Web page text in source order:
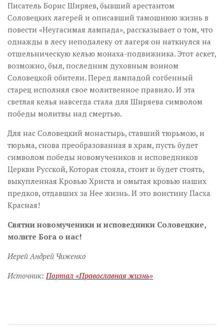
Писатель Борис Ширяев, бывший арестантом
Соловецких лагерей и описавший тамошнюю жизнь в
повести «Неугасимая лампада», рассказывает о том, что
однажды в лесу неподалеку от лагеря он наткнулся на
отшельническую келью монаха-подвижника. Этот аскет,
возможно, был, последним духовным воином
Соловецкой обители. Перед лампадой согбенный
старец исполнял свое молитвенное правило. И эта
светлая келья навсегда стала для Ширяева символом
победы молитвы над смертью.
Для нас Соловецкий монастырь, ставший тюрьмою, и
тюрьма, снова преобразованная в храм, пусть будет
символом победы новомучеников и исповедников
Церкви Русской, Которая стояла, стоит и будет стоять,
выкупленная Кровью Христа и омытая кровью наших
предков, отдавших за Нее жизнь. И это воистину Пасха
Красная!
Святии новомученики и исповедники Соловецкие,
молите Бога о нас!
Иерей Андрей Чиженко
Источник:Портал «Православная жизнь»